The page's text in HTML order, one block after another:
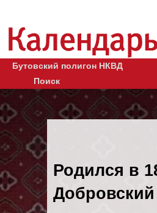
Бутовский полигон НКВД
Поиск
Родился в